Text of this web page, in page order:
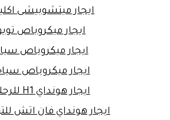
ايجار ميتشوبيشى
ايجار ميكروباص
ايجار ميكروباص
ايجار ميكروباص
ايجار هونداي H1 للرحلات
ايجار هونداي فان اتش